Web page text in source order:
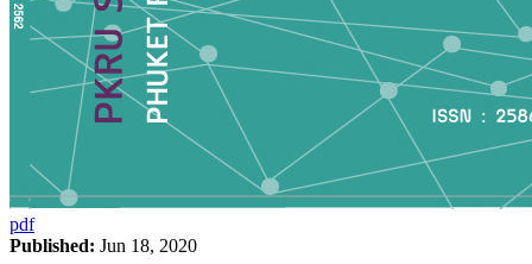
pdf
Published: Jun 18, 2020